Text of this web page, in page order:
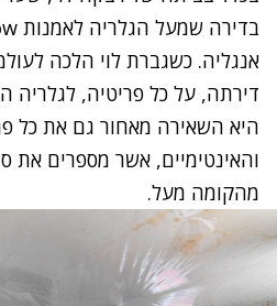
בדירה שמעל הגלריה לאמנות
אנגליה. כשגברת לוי הלכה
דירתה, על כל פריטיה, לגלריה
היא השאירה מאחור גם את כל
והאינטימיים, אשר מספרים את
מהקומה מעל.